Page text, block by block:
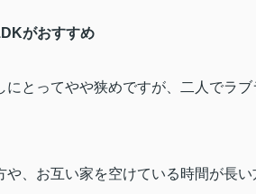
がおすすめ
にとってやや狭めですが、二人でラ
や、お互い家を空けている時間が長